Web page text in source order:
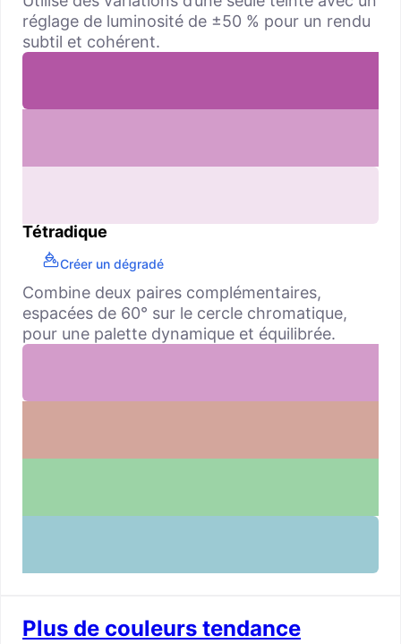
réglage de luminosité de ±50 % pour un rendu
subtil et cohérent.
Tétradique
Créer un dégradé
Combine deux paires complémentaires,
espacées de 60° sur le cercle chromatique,
pour une palette dynamique et équilibrée.
Plus de couleurs tendance